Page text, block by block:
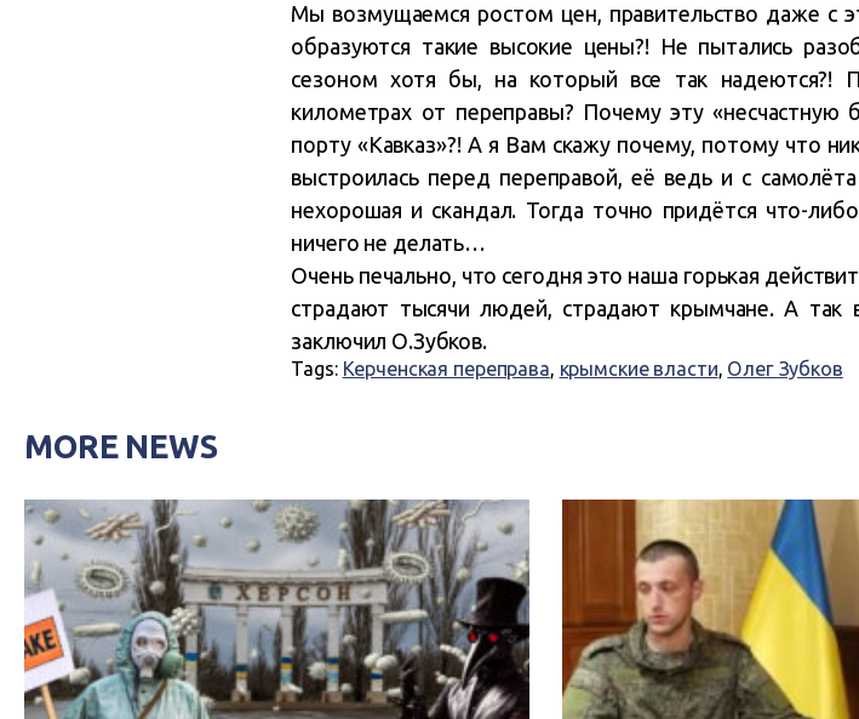
Мы возмущаемся ростом цен, правительство даже с
образуются такие высокие цены?! Не пытались
сезоном хотя бы, на который все так надеются?!
километрах от переправы? Почему эту «несчастную
порту «Кавказ»?! А я Вам скажу почему, потому что
выстроилась перед переправой, её ведь и с
нехорошая и скандал. Тогда точно придётся что-
ничего не делать…
Очень печально, что сегодня это наша горькая
страдают тысячи людей, страдают крымчане. А
заключил О.Зубков.
Tags: Керченская переправа, крымские власти, Олег Зубков
MORE NEWS